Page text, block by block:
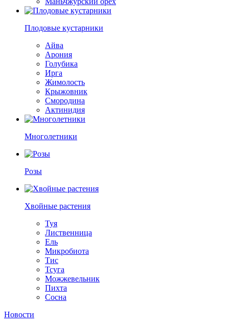
Плодовые кустарники
Айва
Арония
Голубика
Ирга
Жимолость
Крыжовник
Смородина
Актинидия
Многолетники
Розы
Хвойные растения
Туя
Лиственница
Ель
Микробиота
Тис
Тсуга
Можжевельник
Пихта
Сосна
Новости